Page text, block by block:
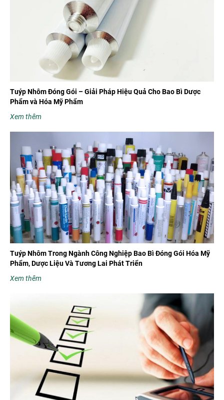
Tuýp Nhôm Đóng Gói – Giải Pháp Hiệu Quả Cho Bao Bì Dược
Phẩm và Hóa Mỹ Phẩm
Xem thêm
Tuýp Nhôm Trong Ngành Công Nghiệp Bao Bì Đóng Gói Hóa Mỹ
Phẩm, Dược Liệu Và Tương Lai Phát Triển
Xem thêm